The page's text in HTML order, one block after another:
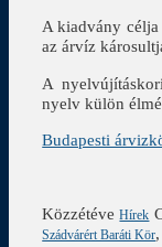
A kiadvány
az árvíz
A
nyelv külön
Budapesti
Közzétéve Hírek
Szádvárért Baráti Kör